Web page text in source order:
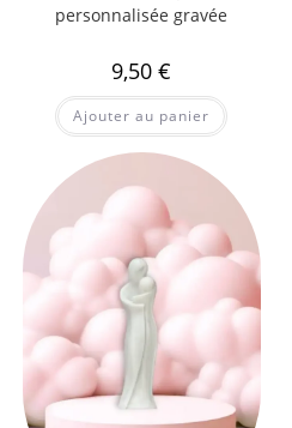
personnalisée gravée
9,50€
Ajouter au panier